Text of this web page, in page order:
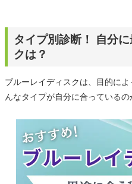
タイプ別診断！ 自分
クは？
ブルーレイディスクは、目的に
んなタイプが自分に合っているの